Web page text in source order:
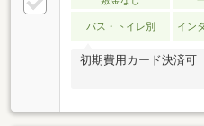
バス・トイレ別 イン
初期費用カード決済可